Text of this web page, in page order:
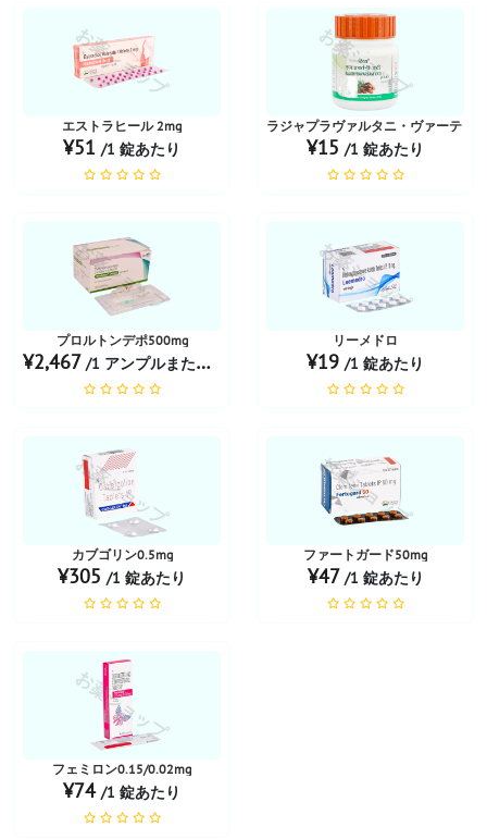
お薬ショップ
エストラヒール 2mg
¥51 /1 錠あたり
お薬ショップ
ラジャプラヴァルタニ・ヴァーティ
¥15 /1 錠あたり
お薬ショップ
プロルトンデポ500mg
¥2,467 /1 アンプルまたは本あたり
お薬ショップ
リーメドロ
¥19 /1 錠あたり
お薬ショップ
カブゴリン0.5mg
¥305 /1 錠あたり
お薬ショップ
ファートガード50mg
¥47 /1 錠あたり
お薬ショップ
フェミロン0.15/0.02mg
¥74 /1 錠あたり